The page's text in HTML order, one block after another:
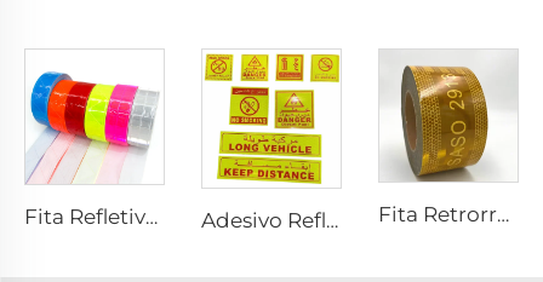
Fita Refletiva Xadrez de PVC para Costurar, Tecido Refletivo para Jaquetas, Coletes e Bolsas Adesivo Refletivo Personalizado em PET/PVC com Letras Árabes, Longo para Veículo /Proibido Fumar/Mantenha Distância/Extintor de Incêndio/Perigo para ARÁBIA SAUDITA Fita Retrorrefletiva SASO 2913 Amarela, Adesivo Retrorrefletivo para Caminhão e Reboque